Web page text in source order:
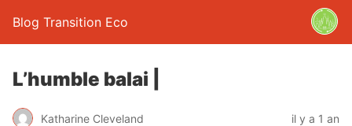
Blog Transition Eco
L’humble balai |
Katharine Cleveland il y a 1 an